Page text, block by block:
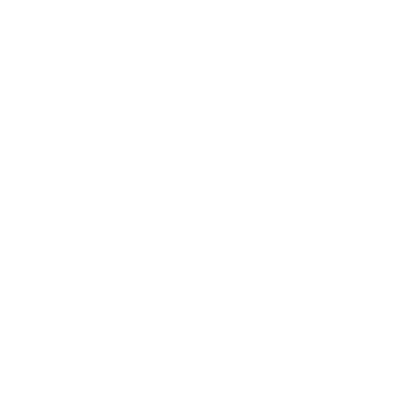
a Horná Nitra. Chceme ísť v jednote